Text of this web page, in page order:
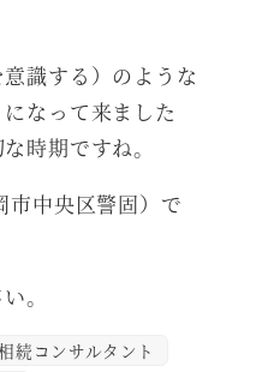
識する）のような
なって来ました
時期ですね。
市中央区警固）で
。
続コンサルタント